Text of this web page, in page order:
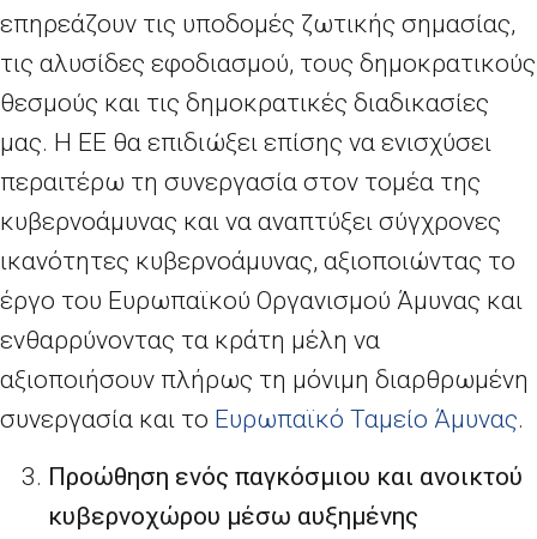
επηρεάζουν τις υποδομές ζωτικής σημασίας,
τις αλυσίδες εφοδιασμού, τους δημοκρατικούς
θεσμούς και τις δημοκρατικές διαδικασίες
μας. Η ΕΕ θα επιδιώξει επίσης να ενισχύσει
περαιτέρω τη συνεργασία στον τομέα της
κυβερνοάμυνας και να αναπτύξει σύγχρονες
ικανότητες κυβερνοάμυνας, αξιοποιώντας το
έργο του Ευρωπαϊκού Οργανισμού Άμυνας και
ενθαρρύνοντας τα κράτη μέλη να
αξιοποιήσουν πλήρως τη μόνιμη διαρθρωμένη
συνεργασία και το Ευρωπαϊκό Ταμείο Άμυνας.
Προώθηση ενός παγκόσμιου και ανοικτού
κυβερνοχώρου μέσω αυξημένης